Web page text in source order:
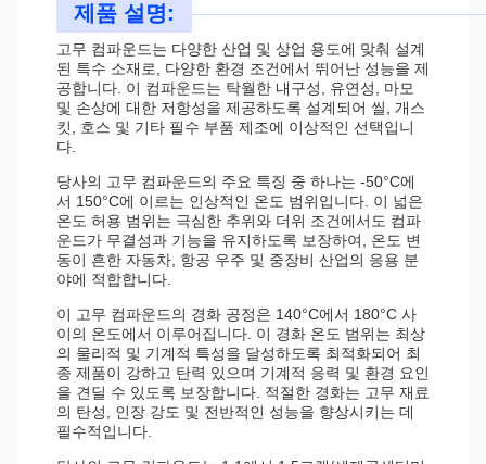
제품 설명:
고무 컴파운드는 다양한 산업 및 상업 용도에 맞춰 설계
된 특수 소재로, 다양한 환경 조건에서 뛰어난 성능을 제
공합니다. 이 컴파운드는 탁월한 내구성, 유연성, 마모
및 손상에 대한 저항성을 제공하도록 설계되어 씰, 개스
킷, 호스 및 기타 필수 부품 제조에 이상적인 선택입니
다.
당사의 고무 컴파운드의 주요 특징 중 하나는 -50°C에
서 150°C에 이르는 인상적인 온도 범위입니다. 이 넓은
온도 허용 범위는 극심한 추위와 더위 조건에서도 컴파
운드가 무결성과 기능을 유지하도록 보장하여, 온도 변
동이 흔한 자동차, 항공 우주 및 중장비 산업의 응용 분
야에 적합합니다.
이 고무 컴파운드의 경화 공정은 140°C에서 180°C 사
이의 온도에서 이루어집니다. 이 경화 온도 범위는 최상
의 물리적 및 기계적 특성을 달성하도록 최적화되어 최
종 제품이 강하고 탄력 있으며 기계적 응력 및 환경 요인
을 견딜 수 있도록 보장합니다. 적절한 경화는 고무 재료
의 탄성, 인장 강도 및 전반적인 성능을 향상시키는 데
필수적입니다.